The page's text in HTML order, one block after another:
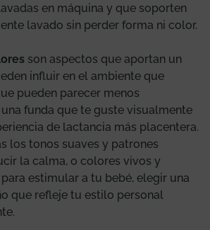
en máquina y que soporten
lavado sin perder forma ni color.
son aspectos que aportan un
influir en el ambiente que
pueden parecer menos
funda que te guste visualmente
de lactancia más placentera.
los tonos suaves y patrones
la calma, o colores vivos y
estimular a tu bebé, elegir una
que refleje tu estilo personal